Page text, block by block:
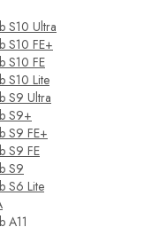
S10 Ultra
S10 FE+
S10 FE
S10 Lite
S9 Ultra
S9+
S9 FE+
S9 FE
S9
S6 Lite
A11